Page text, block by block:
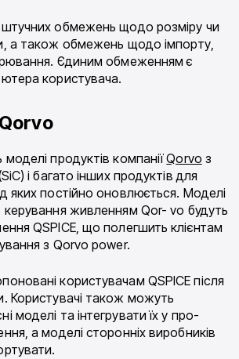
обмежень щодо розмі­ру чи
а також обмежень щодо ім­порту,
Єдиним обмежен­ням є
користувача.
продуктів компаніїQorvo з
і багато інших продуктів для
яких постійно оновлюється. Моделі
керування живленням Qor- vo будуть
QSPICE, що полег­шить клієнтам
з Qorvo power.
користувачам QSPICE після
Користувачі також можуть
моделі та інтегрувати їх у про­
а моделі сторонніх виробни­ків